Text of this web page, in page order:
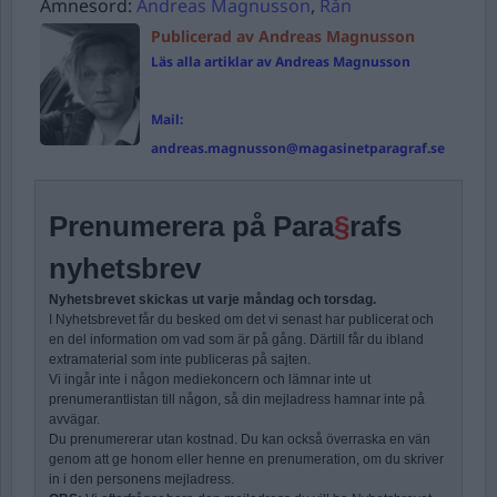
Ämnesord: Andreas Magnusson, Rån
Publicerad av Andreas Magnusson
Läs alla artiklar av Andreas Magnusson
Mail:
andreas.magnusson@magasinetparagraf.se
Prenumerera på Para§rafs
nyhetsbrev
Nyhetsbrevet skickas ut varje måndag och torsdag.
I Nyhetsbrevet får du besked om det vi senast har publicerat och
en del information om vad som är på gång. Därtill får du ibland
extramaterial som inte publiceras på sajten.
Vi ingår inte i någon mediekoncern och lämnar inte ut
prenumerantlistan till någon, så din mejladress hamnar inte på
avvägar.
Du prenumererar utan kostnad. Du kan också överraska en vän
genom att ge honom eller henne en prenumeration, om du skriver
in i den personens mejladress.